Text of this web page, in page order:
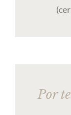
Por